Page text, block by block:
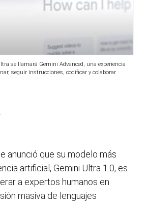
se llamará Gemini Advanced, una experiencia
seguir instrucciones, codificar y colaborar
anunció que su modelo más
artificial, Gemini Ultra 1.0, es
a expertos humanos en
masiva de lenguajes